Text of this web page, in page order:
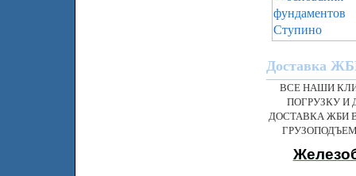
Доставка
ВСЕ НАШИ
ПОГРУЗКУ И
ДОСТАВКА ЖБИ